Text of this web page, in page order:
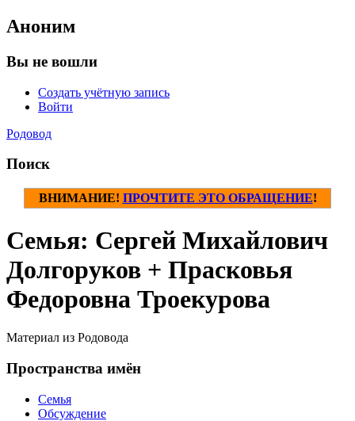
Аноним
Вы не вошли
Создать учётную запись
Войти
Родовод
Поиск
ВНИМАНИЕ! ПРОЧТИТЕ ЭТО ОБРАЩЕНИЕ!
Семья: Сергей Михайлович
Долгоруков + Прасковья
Федоровна Троекурова
Материал из Родовода
Пространства имён
Семья
Обсуждение